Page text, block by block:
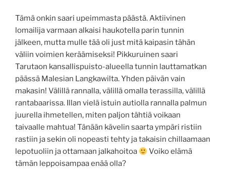
Tämä onkin saari upeimmasta päästä. Aktiivinen
lomailija varmaan alkaisi haukotella parin tunnin
jälkeen, mutta mulle tää oli just mitä kaipasin tähän
väliin voimien keräämiseksi! Pikkuruinen saari
Tarutaon kansallispuisto-alueella tunnin lauttamatkan
päässä Malesian Langkawilta. Yhden päivän vain
makasin! Välillä rannalla, välillä omalla terassilla, välillä
rantabaarissa. Illan vielä istuin autiolla rannalla palmun
juurella ihmetellen, miten paljon tähtiä voikaan
taivaalle mahtua! Tänään kävelin saarta ympäri ristiin
rastiin ja sekin oli nopeasti tehty ja takaisin chillaamaan
lepotuoliin ja ottamaan jalkahoitoa
Voiko elämä
tämän leppoisampaa enää olla?